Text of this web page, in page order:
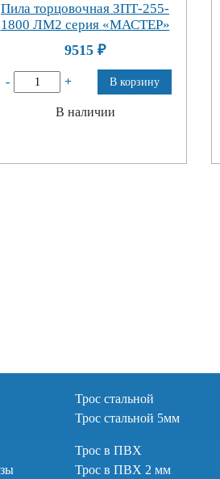
Пила торцовочная ЗПТ-255-
1800 ЛМ2 серия «МАСТЕР»
9515 ₽
- + В корзину
В наличии
Трос стальной
Трос стальной 5мм
Трос в ПВХ
Трос в ПВХ 2 мм